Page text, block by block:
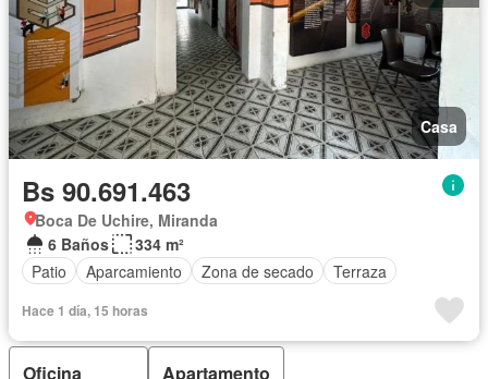
Casa
Bs 90.691.463
Boca De Uchire, Miranda
6 Baños
334 m²
Patio
Aparcamiento Zona de secado Terraza
Hace 1 día, 15 horas
Oficina Apartamento